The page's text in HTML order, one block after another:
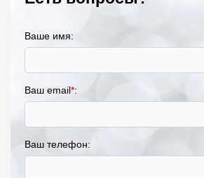
Ваше имя:
Ваш email*:
Ваш телефон: